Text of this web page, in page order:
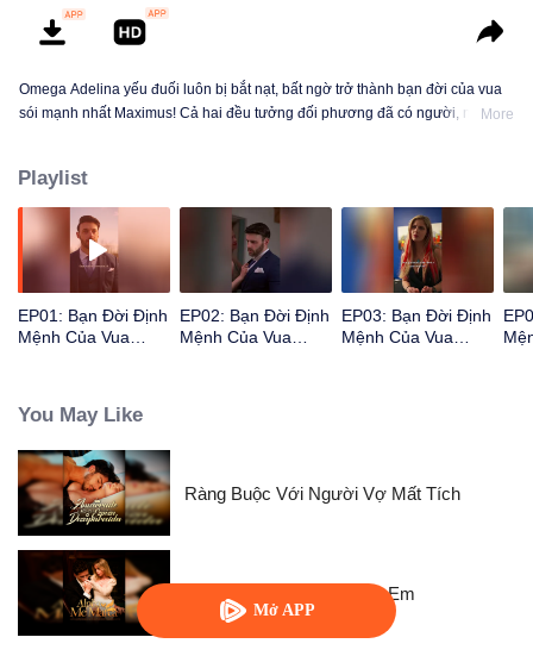
Mở APP
Omega Adelina yếu đuối luôn bị bắt nạt, bất ngờ trở thành bạn đời của vua
sói mạnh nhất Maximus! Cả hai đều tưởng đối phương đã có người, nhưng
mê hoặc...
More
Playlist
EP01: Bạn Đời Định
Mệnh Của Vua
EP02: Bạn Đời Định
Mệnh Của Vua
EP03: Bạn Đời Định
Mệnh Của Vua
You May Like
Ràng Buộc Với Người Vợ Mất Tích
Alpha, Xin Hãy Đánh Dấu Em